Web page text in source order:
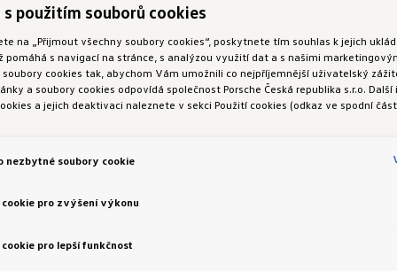
a zažijte čistou radost z jízdy. Měřič
km/h a čtvrt míle.
testovat výkon modelu Golf R, ale
závodní dráhy na chování vozu při zrychlení.
s použitím souborů cookies
na „Přijmout všechny soubory cookies“, poskytnete tím souhlas k jejich
pomáhá s navigací na stránce, s analýzou využití dat a s našimi
cookies tak, abychom Vám umožnili co nejpříjemnější uživatelský
a soubory cookies odpovídá společnost Porsche Česká republika s.r.o. Další
a jejich deaktivaci naleznete v sekci Použití cookies (odkaz ve spodní
nezbytné soubory cookie
cookie pro zvýšení výkonu
pro lepší funkčnost